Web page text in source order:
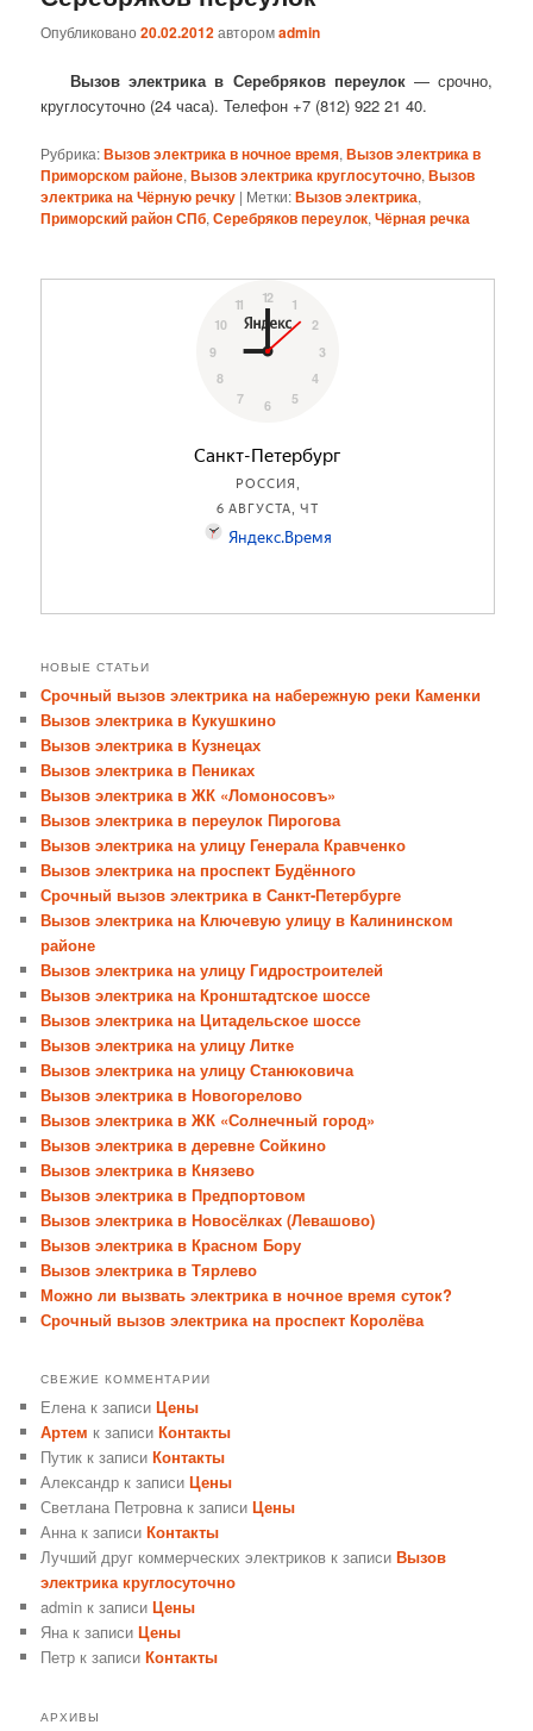
Опубликовано20.02.2012авторомadmin
Вызов электрика в Серебряков переулок— срочно,
круглосуточно (24 часа). Телефон +7 (812) 922 21 40.
Рубрика:Вызов электрика в ночное время,Вызов электрика в
Приморском районе,Вызов электрика круглосуточно,Вызов
электрика на Чёрную речку | Метки:Вызов электрика,
Приморский район СПб,Серебряков переулок,Чёрная речка
НОВЫЕ СТАТЬИ
Срочный вызов электрика на набережную реки Каменки
Вызов электрика в Кукушкино
Вызов электрика в Кузнецах
Вызов электрика в Пениках
Вызов электрика в ЖК «Ломоносовъ»
Вызов электрика в переулок Пирогова
Вызов электрика на улицу Генерала Кравченко
Вызов электрика на проспект Будённого
Срочный вызов электрика в Санкт-Петербурге
Вызов электрика на Ключевую улицу в Калининском
районе
Вызов электрика на улицу Гидростроителей
Вызов электрика на Кронштадтское шоссе
Вызов электрика на Цитадельское шоссе
Вызов электрика на улицу Литке
Вызов электрика на улицу Станюковича
Вызов электрика в Новогорелово
Вызов электрика в ЖК «Солнечный город»
Вызов электрика в деревне Сойкино
Вызов электрика в Князево
Вызов электрика в Предпортовом
Вызов электрика в Новосёлках (Левашово)
Вызов электрика в Красном Бору
Вызов электрика в Тярлево
Можно ли вызвать электрика в ночное время суток?
Срочный вызов электрика на проспект Королёва
СВЕЖИЕ КОММЕНТАРИИ
Елена к записиЦены
Артем к записиКонтакты
Путик к записиКонтакты
Александр к записиЦены
Светлана Петровна к записиЦены
Анна к записиКонтакты
Лучший друг коммерческих электриков к записиВызов
электрика круглосуточно
admin к записиЦены
Яна к записиЦены
Петр к записиКонтакты
АРХИВЫ